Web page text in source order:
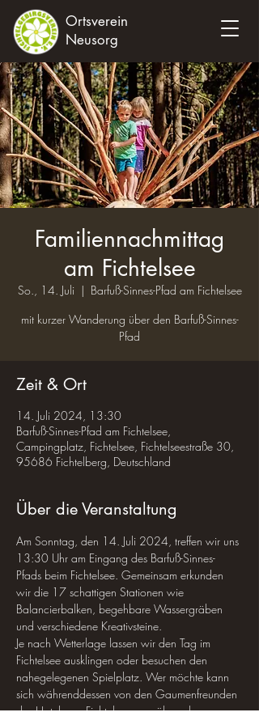
Ortsverein
Neusorg
Familiennachmittag
am Fichtelsee
So., 14. Juli
  |
Barfuß-Sinnes-Pfad am Fichtelsee
mit kurzer Wanderung über den Barfuß-Sinnes-
Pfad
Zeit & Ort
14. Juli 2024, 13:30
Barfuß-Sinnes-Pfad am Fichtelsee,
Campingplatz, Fichtelsee, Fichtelseestraße 30,
95686 Fichtelberg, Deutschland
Über die Veranstaltung
Am Sonntag, den 14. Juli 2024, treffen wir uns
13:30 Uhr am Eingang des Barfuß-Sinnes-
Pfads beim Fichtelsee. Gemeinsam erkunden
wir die 17 schattigen Stationen wie
Balancierbalken, begehbare Wassergräben
und verschiedene Kreativsteine.
Je nach Wetterlage lassen wir den Tag im
Fichtelsee ausklingen oder besuchen den
nahegelegenen Spielplatz. Wer möchte kann
sich währenddessen von den Gaumenfreunden
des Hotels am Fichtelsee verwöhnen lassen.